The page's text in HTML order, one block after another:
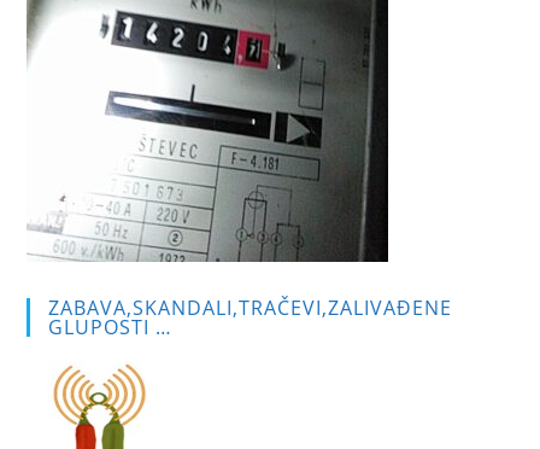
ZABAVA,SKANDALI,TRAČEVI,ZALIVAĐENE
GLUPOSTI …